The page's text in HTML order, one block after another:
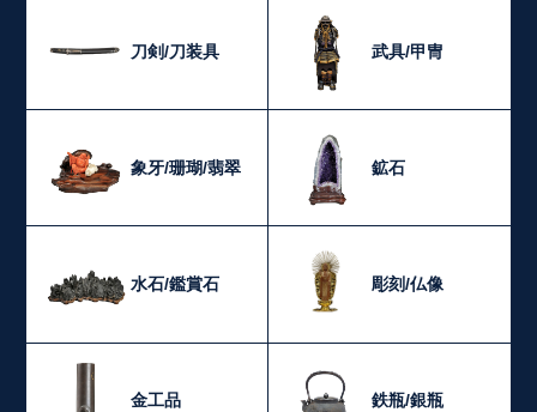
刀剣/刀装具 武具/甲冑
象牙/珊瑚/翡翠 鉱石
水石/鑑賞石 彫刻/仏像
金工品 鉄瓶/銀瓶